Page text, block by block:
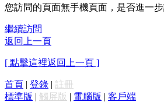
您訪問的頁面無手機頁面，是否進一
繼續訪問
返回上一頁
[ 點擊這裡返回上一頁 ]
首頁 | 登錄 | 註冊
標準版 | 觸屏版 | 電腦版 | 客戶端